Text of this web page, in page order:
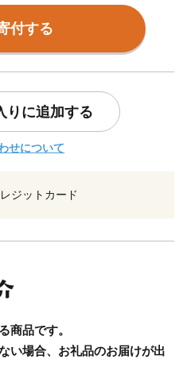
付する
りに追加する
せについて
ジットカード
商品です。
い場合、お礼品のお届けが出